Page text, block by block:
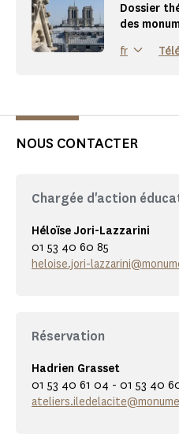
Dossier
des
fr
NOUS CONTACTER
Chargée d'action
Héloïse Jori-Lazzarini
01 53 40 60 85
heloise.jori-
Réservation
Hadrien Grasset
01 53 40 61 04 - 01 53 40